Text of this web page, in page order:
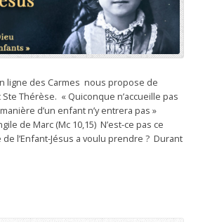
ligne des Carmes nous propose de
Thérèse. « Quiconque n’accueille pas
d’un enfant n’y entrera pas »
de Marc (Mc 10,15) N’est-ce pas ce
l’Enfant-Jésus a voulu prendre ? Durant